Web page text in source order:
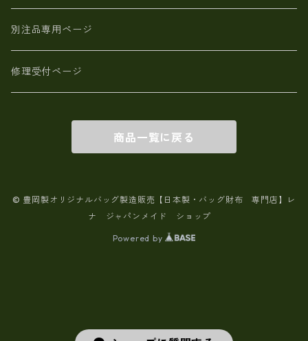
別注品専用ページ
修理受付ページ
商品一覧に戻る
© 豊岡製オリジナルバッグ製造販売【日本製・バッグ財布 専門店】レ
ナ ジャパンメイド ショップ
Powered by